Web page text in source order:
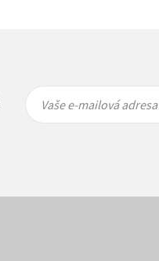
mailová
mailová
Vaše e-mailová adresa